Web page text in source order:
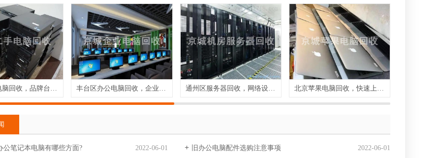
公司品牌电脑回收，品牌台式电脑回收 丰台区办公电脑回收，企业旧电脑回收 通州区服务器回收，网络设备回收 北京苹果电脑回收，快速上门回收
公笔记本电脑有哪些方面? 2022-06-01 旧办公电脑配件选购注意事项 2022-06-01